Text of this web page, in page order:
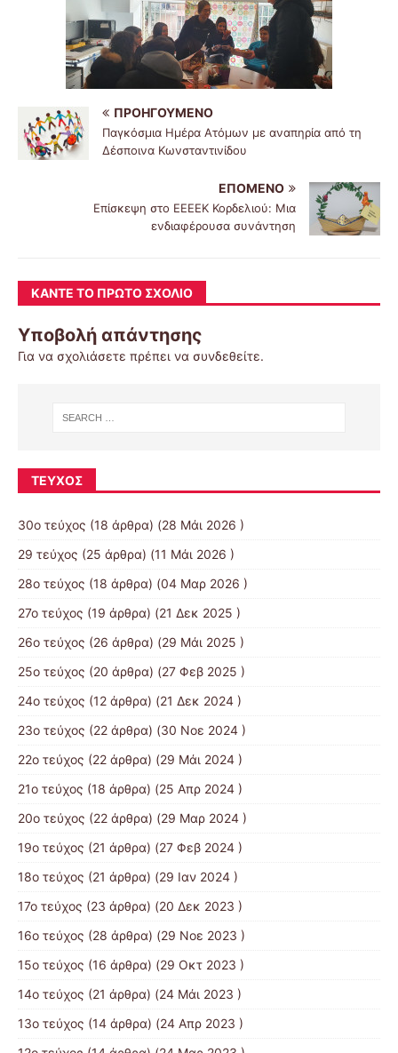
ΠΡΟΗΓΟΎΜΕΝΟ
Παγκόσμια Ημέρα Ατόμων με αναπηρία από τη
Δέσποινα Κωνσταντινίδου
ΕΠΌΜΕΝΟ
Επίσκεψη στο ΕΕΕΕΚ Κορδελιού: Μια
ενδιαφέρουσα συνάντηση
ΚΆΝΤΕ ΤΟ ΠΡΏΤΟ ΣΧΌΛΙΟ
Υποβολή απάντησης
Για να σχολιάσετε πρέπει να συνδεθείτε.
ΤΕΎΧΟΣ
30ο τεύχος (18 άρθρα) (28 Μάι 2026 )
29 τεύχος (25 άρθρα) (11 Μάι 2026 )
28ο τεύχος (18 άρθρα) (04 Μαρ 2026 )
27ο τεύχος (19 άρθρα) (21 Δεκ 2025 )
26ο τεύχος (26 άρθρα) (29 Μάι 2025 )
25ο τεύχος (20 άρθρα) (27 Φεβ 2025 )
24ο τεύχος (12 άρθρα) (21 Δεκ 2024 )
23ο τεύχος (22 άρθρα) (30 Νοε 2024 )
22ο τεύχος (22 άρθρα) (29 Μάι 2024 )
21o τεύχος (18 άρθρα) (25 Απρ 2024 )
20ο τεύχος (22 άρθρα) (29 Μαρ 2024 )
19ο τεύχος (21 άρθρα) (27 Φεβ 2024 )
18ο τεύχος (21 άρθρα) (29 Ιαν 2024 )
17o τεύχος (23 άρθρα) (20 Δεκ 2023 )
16ο τεύχος (28 άρθρα) (29 Νοε 2023 )
15ο τεύχος (16 άρθρα) (29 Οκτ 2023 )
14ο τεύχος (21 άρθρα) (24 Μάι 2023 )
13ο τεύχος (14 άρθρα) (24 Απρ 2023 )